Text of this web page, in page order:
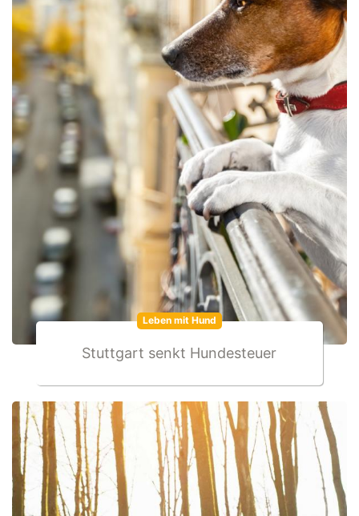
Leben mit Hund
Stuttgart senkt Hundesteuer